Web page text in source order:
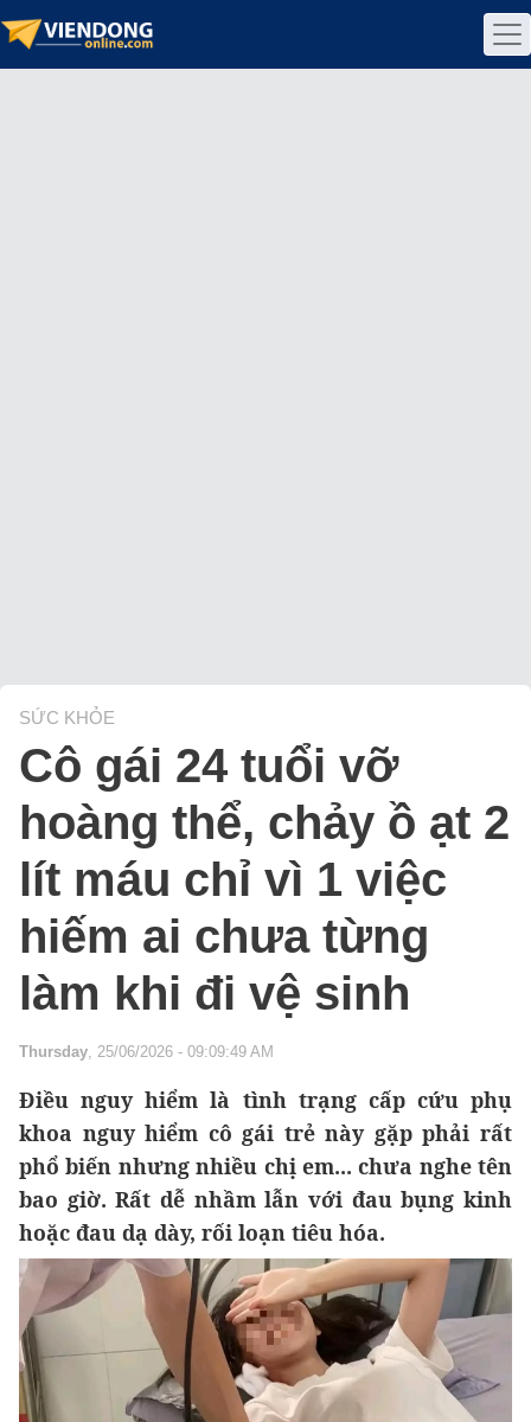
SỨC KHỎE
Cô gái 24 tuổi vỡ
hoàng thể, chảy ồ ạt 2
lít máu chỉ vì 1 việc
hiếm ai chưa từng
làm khi đi vệ sinh
Thursday, 25/06/2026 - 09:09:49 AM
Điều nguy hiểm là tình trạng cấp cứu phụ
khoa nguy hiểm cô gái trẻ này gặp phải rất
phổ biến nhưng nhiều chị em... chưa nghe tên
bao giờ. Rất dễ nhầm lẫn với đau bụng kinh
hoặc đau dạ dày, rối loạn tiêu hóa.